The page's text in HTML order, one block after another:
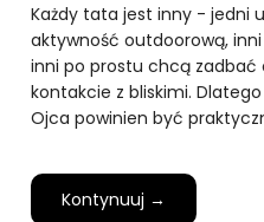
Każdy tata jest inny - jedni
aktywność outdoorową,
inni po prostu chcą zadbać
kontakcie z bliskimi.
Ojca powinien być
Kontynuuj →